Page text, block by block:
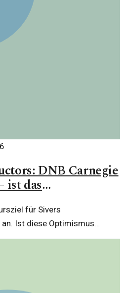
DNB Carnegie
ist das
für Sivers
Ist diese Optimismus
Marktreaktion?